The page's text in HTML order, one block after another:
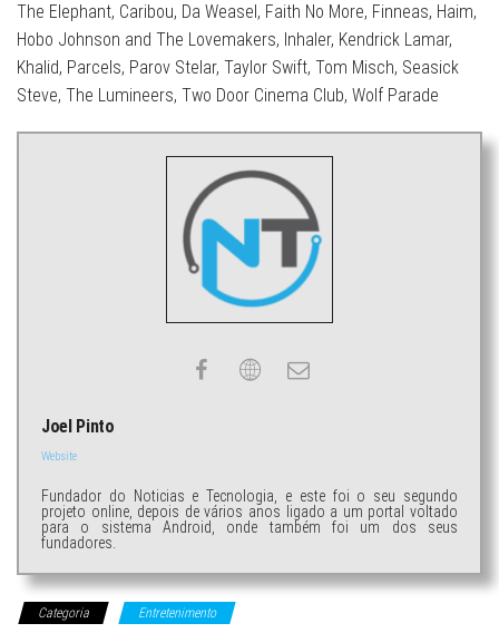
The Elephant, Caribou, Da Weasel, Faith No More, Finneas, Haim,
Hobo Johnson and The Lovemakers, Inhaler, Kendrick Lamar,
Khalid, Parcels, Parov Stelar, Taylor Swift, Tom Misch, Seasick
Steve, The Lumineers, Two Door Cinema Club, Wolf Parade
Joel Pinto
Website
Fundador do Noticias e Tecnologia, e este foi o seu segundo
projeto online, depois de vários anos ligado a um portal voltado
para o sistema Android, onde também foi um dos seus
fundadores.
Categoria Entretenimento